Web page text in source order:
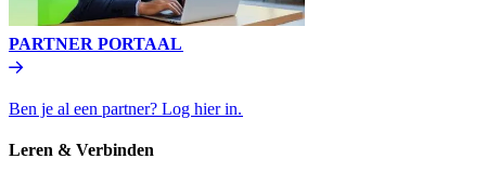
PARTNER PORTAAL​​
Ben je al een partner? Log hier in.​​
Leren & Verbinden​​